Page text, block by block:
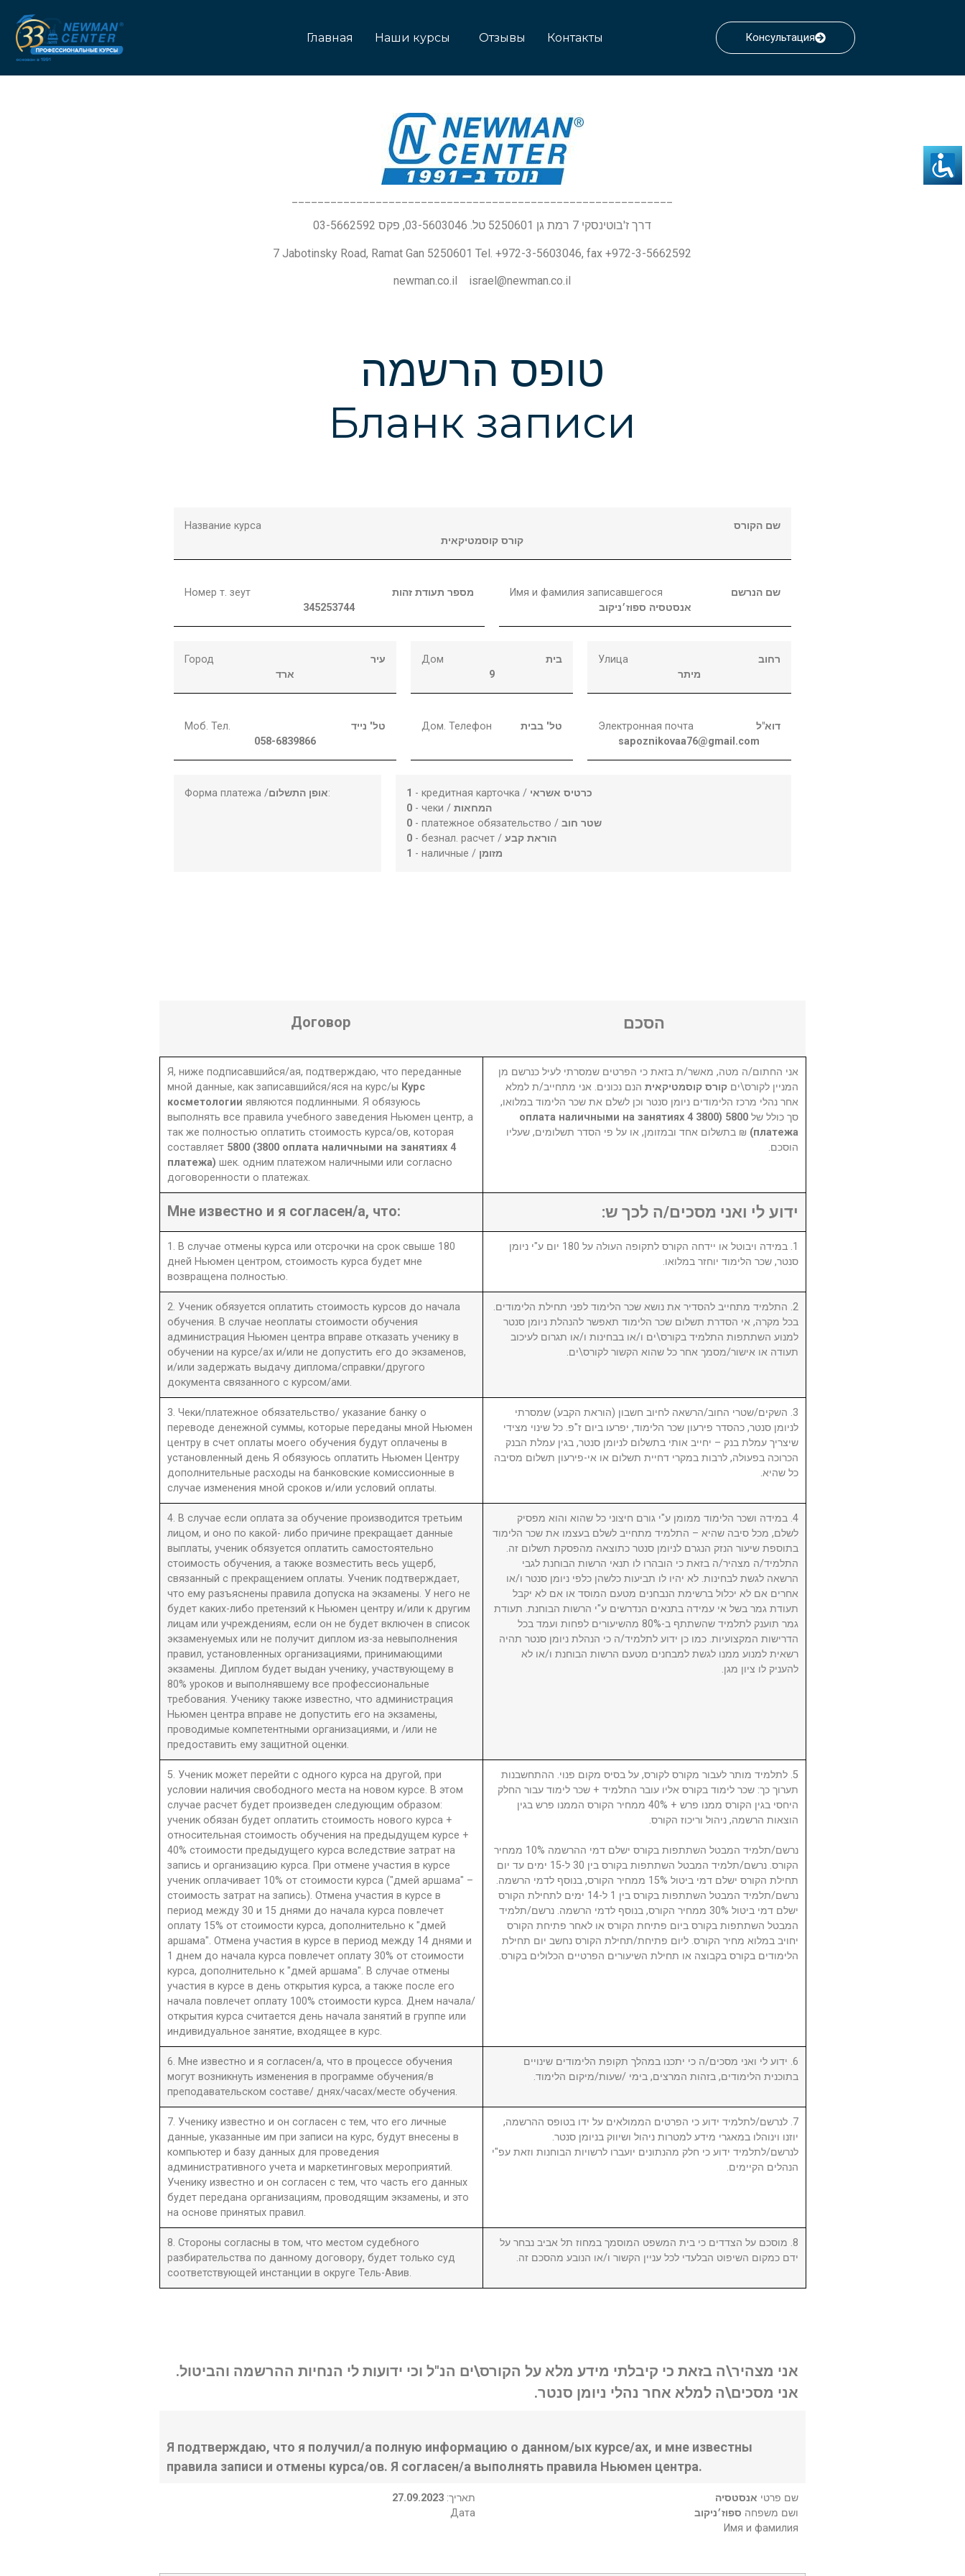
Главная Наши курсы Отзывы Контакты Консультация
דרך ז'בוטינסקי 7 רמת גן 5250601 טל. 03-5603046, פקס 03-5662592
7 Jabotinsky Road, Ramat Gan 5250601 Tel. +972-3-5603046, fax +972-3-5662592
newman.co.il israel@newman.co.il
טופס הרשמה
Бланк записи
Название курса
שם הקורס
קורס קוסמטיקאית
Номер т. зеут
מספר תעודת זהות
345253744
Имя и фамилия записавшегося
שם הנרשם
אנסטסיה ספוז׳ניקוב
Город
עיר
ארד
Дом
בית
9
Улица
רחוב
מיתר
Моб. Тел.
טל' נייד
058-6839866
Дом. Телефон טל' בבית Электронная почта
דוא"ל
sapoznikovaa76@gmail.com
Форма платежа /אופן התשלום: 1 - кредитная карточка / כרטיס אשראי
0- чеки / המחאות
0- платежное обязательство / שטר חוב
0- безнал. расчет / הוראת קבע
1 - наличные / מזומן
Договор הסכם
Я, ниже подписавшийся/ая, подтверждаю, что переданные
мной данные, как записавшийся/яся на курс/ы Курс
косметологии являются подлинными. Я обязуюсь
выполнять все правила учебного заведения Ньюмен центр, а
так же полностью оплатить стоимость курса/ов, которая
составляет 5800 (3800 оплата наличными на занятиях 4
платежа) шек. одним платежом наличными или согласно
договоренности о платежах.
אני החתום/ה מטה, מאשר/ת בזאת כי הפרטים שמסרתי לעיל כנרשם מן
המניין לקורס\יםקורס קוסמטיקאית הנם נכונים. אני מתחייב/ת למלא
אחר נהלי מרכז הלימודים ניומן סנטר וכן לשלם את שכר הלימוד במלואו,
סך כולל של
5800 (3800 оплата наличными на занятиях 4
платежа) ₪ בתשלום אחד ובמזומן, או על פי הסדר תשלומים, שעליו
הוסכם.
Мне известно и я согласен/а, что: ידוע לי ואני מסכים/ה לכך ש:
1. В случае отмены курса или отсрочки на срок свыше 180
дней Ньюмен центром, стоимость курса будет мне
возвращена полностью.
1. במידה ויבוטל או יידחה הקורס לתקופה העולה על 180 יום ע"י ניומן
סנטר, שכר הלימוד יוחזר במלואו.
2. Ученик обязуется оплатить стоимость курсов до начала
обучения. В случае неоплаты стоимости обучения
администрация Ньюмен центра вправе отказать ученику в
обучении на курсе/ах и/или не допустить его до экзаменов,
и/или задержать выдачу диплома/справки/другого
документа связанного с курсом/ами.
2. התלמיד מתחייב להסדיר את נושא שכר הלימוד לפני תחילת הלימודים.
בכל מקרה, אי הסדרת תשלום שכר הלימוד תאפשר להנהלת ניומן סנטר
למנוע השתתפות התלמיד בקורס\ים ו/או בבחינות ו/או תגרום לעיכוב
תעודה או אישור/מסמך אחר כל שהוא הקשור לקורס\ים.
3. Чеки/платежное обязательство/ указание банку о
переводе денежной суммы, которые переданы мной Ньюмен
центру в счет оплаты моего обучения будут оплачены в
установленный день Я обязуюсь оплатить Ньюмен Центру
дополнительные расходы на банковские комиссионные в
случае изменения мной сроков и/или условий оплаты.
3. השקים/שטרי החוב/הרשאה לחיוב חשבון (הוראת הקבע) שמסרתי
לניומן סנטר, כהסדר פירעון שכר הלימוד, יפרעו ביום ז"פ. כל שינוי מצידי
שיצריך עמלת בנק – יחייב אותי בתשלום לניומן סנטר, בגין עמלת הבנק
הכרוכה בפעולה, לרבות במקרי דחיית תשלום או אי-פירעון תשלום מסיבה
כל שהיא.
4. В случае если оплата за обучение производится третьим
лицом, и оно по какой- либо причине прекращает данные
выплаты, ученик обязуется оплатить самостоятельно
стоимость обучения, а также возместить весь ущерб,
связанный с прекращением оплаты. Ученик подтверждает,
что ему разъяснены правила допуска на экзамены. У него не
будет каких-либо претензий к Ньюмен центру и/или к другим
лицам или учреждениям, если он не будет включен в список
экзаменуемых или не получит диплом из-за невыполнения
правил, установленных организациями, принимающими
экзамены. Диплом будет выдан ученику, участвующему в
80% уроков и выполнявшему все профессиональные
требования. Ученику также известно, что администрация
Ньюмен центра вправе не допустить его на экзамены,
проводимые компетентными организациями, и /или не
предоставить ему защитной оценки.
4. במידה ושכר הלימוד ממומן ע"י גורם חיצוני כל שהוא והוא מפסיק
לשלם, מכל סיבה שהיא – התלמיד מתחייב לשלם בעצמו את שכר הלימוד
בתוספת שיעור הנזק הנגרם לניומן סנטר כתוצאה מהפסקת תשלום זה.
התלמיד/ה מצהיר/ה בזאת כי הובהרו לו תנאי הרשות הבוחנת לגבי
הרשאה לגשת לבחינות. לא יהיו לו תביעות כלשהן כלפי ניומן סנטר ו/או
אחרים אם לא יכלול ברשימת הנבחנים מטעם המוסד או אם לא יקבל
תעודת גמר בשל אי עמידה בתנאים הנדרשים ע"י הרשות הבוחנת. תעודת
גמר תוענק לתלמיד שהשתתף ב-80% מהשיעורים לפחות ועמד בכל
הדרישות המקצועיות. כמו כן ידוע לתלמיד/ה כי הנהלת ניומן סנטר תהיה
רשאית למנוע ממנו לגשת למבחנים מטעם הרשות הבוחנת ו/או לא
להעניק לו ציון מגן.
5. Ученик может перейти с одного курса на другой, при
условии наличия свободного места на новом курсе. В этом
случае расчет будет произведен следующим образом:
ученик обязан будет оплатить стоимость нового курса +
относительная стоимость обучения на предыдущем курсе +
40% стоимости предыдущего курса вследствие затрат на
запись и организацию курса. При отмене участия в курсе
ученик оплачивает 10% от стоимости курса ("дмей аршама" –
стоимость затрат на запись). Отмена участия в курсе в
период между 30 и 15 днями до начала курса повлечет
оплату 15% от стоимости курса, дополнительно к "дмей
аршама". Отмена участия в курсе в период между 14 днями и
1 днем до начала курса повлечет оплату 30% от стоимости
курса, дополнительно к "дмей аршама". В случае отмены
участия в курсе в день открытия курса, а также после его
начала повлечет оплату 100% стоимости курса. Днем начала/
открытия курса считается день начала занятий в группе или
индивидуальное занятие, входящее в курс.
5. לתלמיד מותר לעבור מקורס לקורס, על בסיס מקום פנוי. ההתחשבנות
תערוך כך: שכר לימוד בקורס אליו עובר התלמיד + שכר לימוד עבור החלק
היחסי בגין הקורס ממנו פרש + 40% ממחיר הקורס הממנו פרש בגין
הוצאות הרשמה, ניהול וריכוז הקורס.
נרשם/תלמיד המבטל השתתפות בקורס ישלם דמי ההרשמה 10% ממחיר
הקורס. נרשם/תלמיד המבטל השתתפות בקורס בין 30 ל-15 ימים עד יום
תחילת הקורס ישלם דמי ביטול 15% ממחיר הקורס, בנוסף לדמי הרשמה.
נרשם/תלמיד המבטל השתתפות בקורס בין 1 ל-14 ימים לתחילת הקורס
ישלם דמי ביטול 30% ממחיר הקורס, בנוסף לדמי הרשמה. נרשם/תלמיד
המבטל השתתפות בקורס ביום פתיחת הקורס או לאחר פתיחת הקורס
יחויב במלוא מחיר הקורס. ליום פתיחת/תחילת הקורס נחשב יום תחילת
הלימודים בקורס בקבוצה או תחילת השיעורים הפרטיים הכלולים בקורס.
6. Мне известно и я согласен/а, что в процессе обучения
могут возникнуть изменения в программе обучения/в
преподавательском составе/ днях/часах/месте обучения.
6. ידוע לי ואני מסכים/ה כי יתכנו במהלך תקופת הלימודים שינויים
בתוכנית הלימודים, בזהות המרצים, בימי /שעות/מיקום הלימוד.
7. Ученику известно и он согласен с тем, что его личные
данные, указанные им при записи на курс, будут внесены в
компьютер и базу данных для проведения
административного учета и маркетинговых мероприятий.
Ученику известно и он согласен с тем, что часть его данных
будет передана организациям, проводящим экзамены, и это
на основе принятых правил.
7. לנרשם/לתלמיד ידוע כי הפרטים הממולאים על ידו בטופס ההרשמה,
יוזנו וינוהלו במאגרי מידע למטרות ניהול ושיווק בניומן סנטר.
לנרשם/לתלמיד ידוע כי חלק מהנתונים יועברו לרשויות הבוחנות וזאת עפ"י
הנהלים הקיימים.
8. Стороны согласны в том, что местом судебного
разбирательства по данному договору, будет только суд
соответствующей инстанции в округе Тель-Авив.
8. מוסכם על הצדדים כי בית המשפט המוסמך במחוז תל אביב נבחר על
ידם כמקום השיפוט הבלעדי לכל עניין הקשור ו/או הנובע מהסכם זה.
אני מצהיר\ה בזאת כי קיבלתי מידע מלא על הקורס\ים הנ"ל וכי ידועות לי הנחיות ההרשמה והביטול.
אני מסכים\ה למלא אחר נהלי ניומן סנטר.
Я подтверждаю, что я получил/а полную информацию о данном/ых курсе/ах, и мне известны
правила записи и отмены курса/ов. Я согласен/а выполнять правила Ньюмен центра.
27.09.2023 :תאריך
Дата
שם פרטי אנסטסיה
ושם משפחה ספוז׳ניקוב
Имя и фамилия